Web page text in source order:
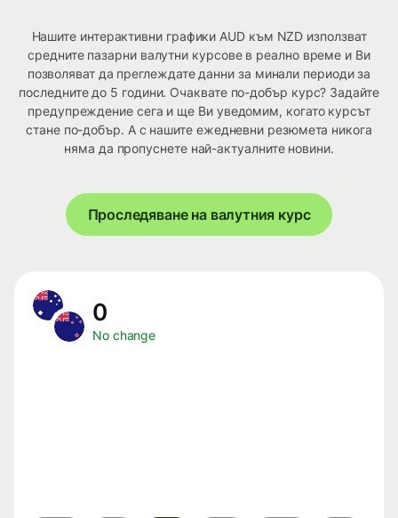
Нашите интерактивни графики AUD към NZD използват
средните пазарни валутни курсове в реално време и Ви
позволяват да преглеждате данни за минали периоди за
последните до 5 години. Очаквате по-добър курс? Задайте
предупреждение сега и ще Ви уведомим, когато курсът
стане по-добър. А с нашите ежедневни резюмета никога
няма да пропуснете най-актуалните новини.
Проследяване на валутния курс
0
No change